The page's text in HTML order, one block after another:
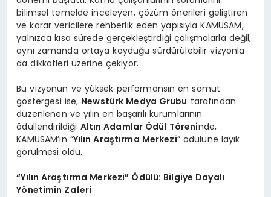
YAŞAM
bilimsel temelde inceleyen, çözüm önerileri geliştiren
ve karar vericilere rehberlik eden yapısıyla KAMUSAM,
yalnızca kısa sürede gerçekleştirdiği çalışmalarla değil,
aynı zamanda ortaya koyduğu sürdürülebilir vizyonla
da dikkatleri üzerine çekiyor.
Bu vizyonun ve yüksek performansın en somut
göstergesi ise, Newstürk Medya Grubu tarafından
düzenlenen ve yılın en başarılı kurumlarının
ödüllendirildiği Altın Adamlar Ödül Töreninde,
KAMUSAM’ın “Yılın Araştırma Merkezi” ödülüne layık
görülmesi oldu.
“Yılın Araştırma Merkezi” Ödülü: Bilgiye Dayalı
Yönetimin Zaferi